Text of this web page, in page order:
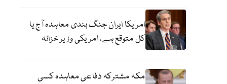
امریکا ایران جنگ بندی معاہدہ آج یا
کل متوقع ہے، امریکی وزیر خزانہ
مکہ مشترکہ دفاعی معاہدہ کسی